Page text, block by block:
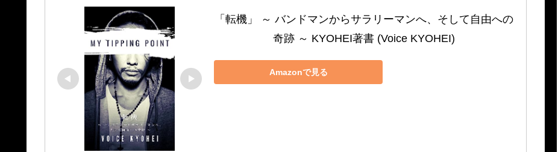
「転機」 ～ バンドマンからサラリーマンへ、そして自由への
奇跡 ～ KYOHEI著書 (Voice KYOHEI)
Amazonで見る